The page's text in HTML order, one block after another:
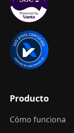
Producto
Cómo funciona